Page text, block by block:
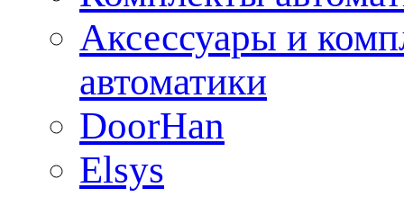
Аксессуары и
автоматики
DoorHan
Elsys